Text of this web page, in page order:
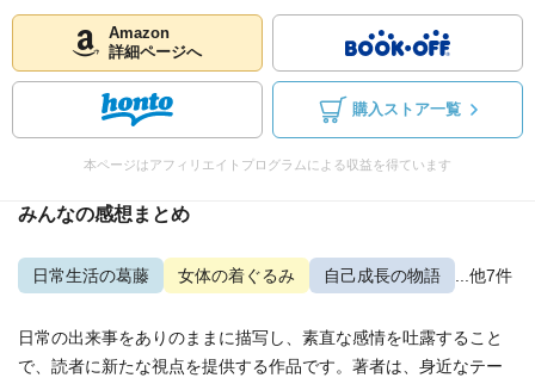
Amazon
詳細ページへ
購入ストア一覧
本ページはアフィリエイトプログラムによる収益を得ています
みんなの感想まとめ
日常生活の葛藤 女体の着ぐるみ 自己成長の物語 ...他7件
日常の出来事をありのままに描写し、素直な感情を吐露すること
で、読者に新たな視点を提供する作品です。著者は、身近なテー